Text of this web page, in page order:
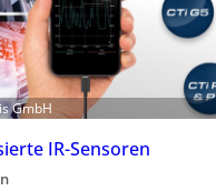
GmbH
IR-Sensoren